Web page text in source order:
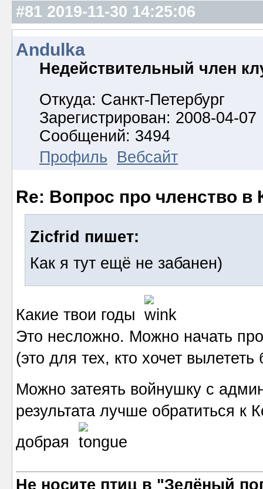
#81 2019-11-30 14:25:06
Andulka
Недействительный член
Откуда: Санкт-Петербург
Зарегистрирован: 2008-04-07
Сообщений: 3494
Профиль
Вебсайт
Re: Вопрос про членство в
Zicfrid пишет:
Как я тут ещё не забанен)
Какие твои годы
Это несложно. Можно начать
(это для тех, кто хочет
Можно затеять войнушку с
результата лучше обратиться
добрая
Не носите птиц в "Зелёный